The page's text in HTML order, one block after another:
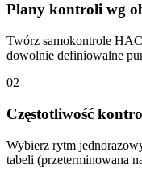
Plany kontroli wg
Twórz samokontrole
dowolnie definiowalne
02
Częstotliwość
Wybierz rytm
tabeli (przeterminowana